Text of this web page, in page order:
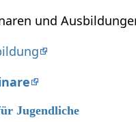
und
Jugendliche